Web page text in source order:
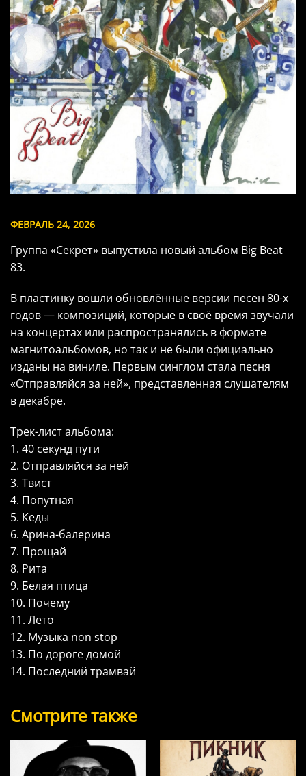
ФЕВРАЛЬ 24, 2026
Группа «Секрет» выпустила новый альбом Big Beat
83.
В пластинку вошли обновлённые версии песен 80-х
годов — композиций, которые в своё время звучали
на концертах или распространялись в формате
магнитоальбомов, но так и не были официально
изданы на виниле. Первым синглом стала песня
«Отправляйся за ней», представленная слушателям
в декабре.
Трек-лист альбома:
1. 40 секунд пути
2. Отправляйся за ней
3. Твист
4. Попутная
5. Кеды
6. Арина-балерина
7. Прощай
8. Рита
9. Белая птица
10. Почему
11. Лето
12. Музыка non stop
13. По дороге домой
14. Последний трамвай
Смотрите также